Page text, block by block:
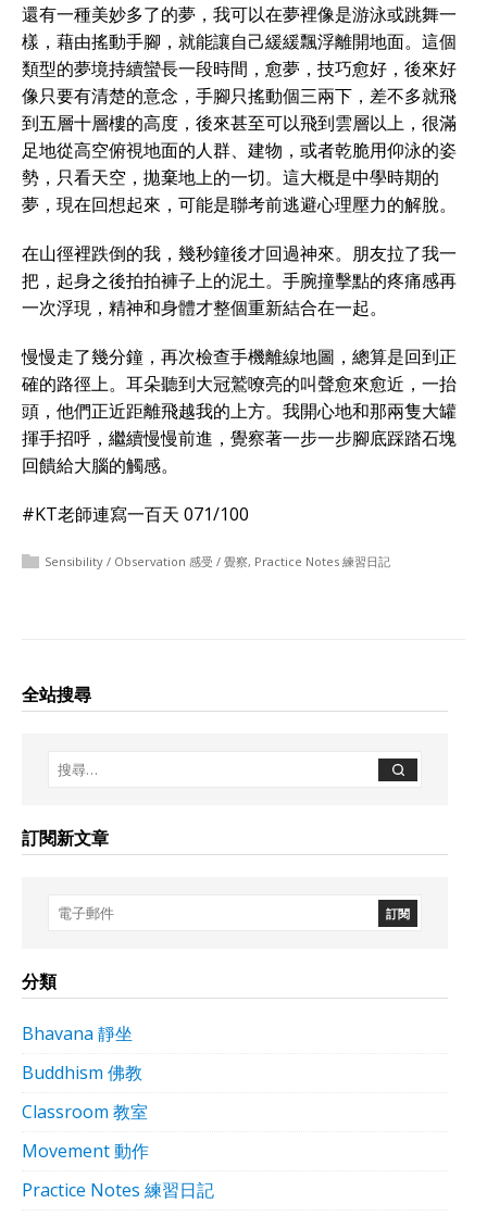
還有一種美妙多了的夢，我可以在夢裡像是游泳或跳舞一
樣，藉由搖動手腳，就能讓自己緩緩飄浮離開地面。這個
類型的夢境持續蠻長一段時間，愈夢，技巧愈好，後來好
像只要有清楚的意念，手腳只搖動個三兩下，差不多就飛
到五層十層樓的高度，後來甚至可以飛到雲層以上，很滿
足地從高空俯視地面的人群、建物，或者乾脆用仰泳的姿
勢，只看天空，拋棄地上的一切。這大概是中學時期的
夢，現在回想起來，可能是聯考前逃避心理壓力的解脫。
在山徑裡跌倒的我，幾秒鐘後才回過神來。朋友拉了我一
把，起身之後拍拍褲子上的泥土。手腕撞擊點的疼痛感再
一次浮現，精神和身體才整個重新結合在一起。
慢慢走了幾分鐘，再次檢查手機離線地圖，總算是回到正
確的路徑上。耳朵聽到大冠鷲嘹亮的叫聲愈來愈近，一抬
頭，他們正近距離飛越我的上方。我開心地和那兩隻大罐
揮手招呼，繼續慢慢前進，覺察著一步一步腳底踩踏石塊
回饋給大腦的觸感。
#KT老師連寫一百天 071/100
Sensibility / Observation 感受 / 覺察, Practice Notes 練習日記
全站搜尋
訂閱新文章
分類
Bhavana 靜坐
Buddhism 佛教
Classroom 教室
Movement 動作
Practice Notes 練習日記